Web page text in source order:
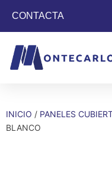
CONTACTA
INICIO / PANELES
BLANCO